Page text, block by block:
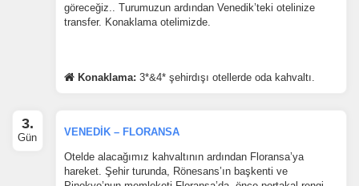
göreceğiz.. Turumuzun ardından Venedik’teki otelinize
transfer. Konaklama otelimizde.
Konaklama: 3*&4* şehirdışı otellerde oda kahvaltı.
3.
Gün VENEDİK – FLORANSA
Otelde alacağımız kahvaltının ardından Floransa’ya
hareket. Şehir turunda, Rönesans’ın başkenti ve